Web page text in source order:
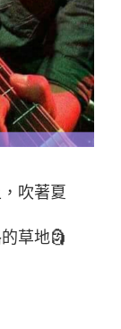
吹著夏
草地🗿